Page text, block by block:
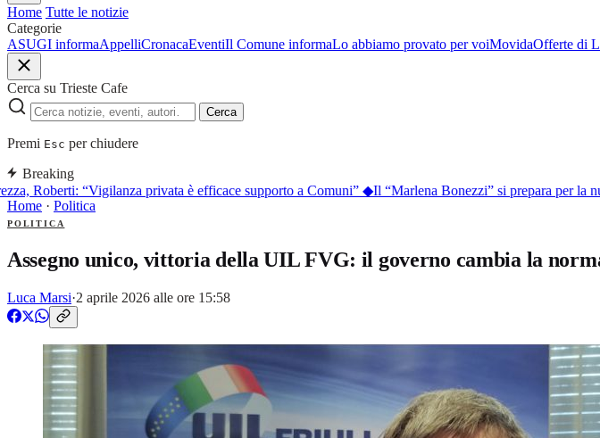
Home Tutte le notizie
Categorie
ASUGI informaAppelliCronacaEventiIl Comune informaLo abbiamo provato per voiMovidaOfferte di
Cerca su Trieste Cafe
Cerca
Premi Esc per chiudere
Breaking
Roberti: “Vigilanza privata è efficace supporto a Comuni”◆ Il “Marlena Bonezzi” si prepara per la
Home · Politica
POLITICA
Assegno unico, vittoria della UIL FVG: il governo cambia la
Luca Marsi·2 aprile 2026 alle ore 15:58